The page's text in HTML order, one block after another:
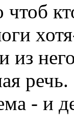
из
- и